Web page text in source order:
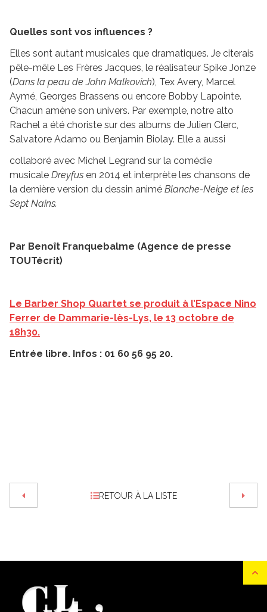
Quelles sont vos influences ?
Elles sont autant musicales que dramatiques. Je citerais
pêle-mêle Les Frères Jacques, le réalisateur Spike Jonze
(Dans la peau de John Malkovich), Tex Avery, Marcel
Aymé, Georges Brassens ou encore Bobby Lapointe.
Chacun amène son univers. Par exemple, notre alto
Rachel a été choriste sur des albums de Julien Clerc,
Salvatore Adamo ou Benjamin Biolay. Elle a aussi
collaboré avec Michel Legrand sur la comédie
musicale Dreyfus en 2014 et interprète les chansons de
la dernière version du dessin animé Blanche-Neige et les
Sept Nains.
Par Benoît Franquebalme (Agence de presse
TOUTécrit)
Le Barber Shop Quartet se produit à l’Espace Nino
Ferrer de Dammarie-lès-Lys, le 13 octobre de
18h30.
Entrée libre. Infos : 01 60 56 95 20.
RETOUR À LA LISTE